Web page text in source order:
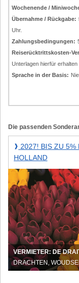
Wochenende /
Übernahme / Rückgabe:
Uhr.
Zahlungsbedingungen:
Reiserücktrittskosten-
Unterlagen hierfür erhalten
Sprache in der Basis:
Die passenden
2027!
Bis
zu
5%
Rabatt
auf
Ihren
Osterurlaub
in
Holland
❱ 2027! BIS ZU 5%
HOLLAND
VERMIETER: DE
DRACHTEN,